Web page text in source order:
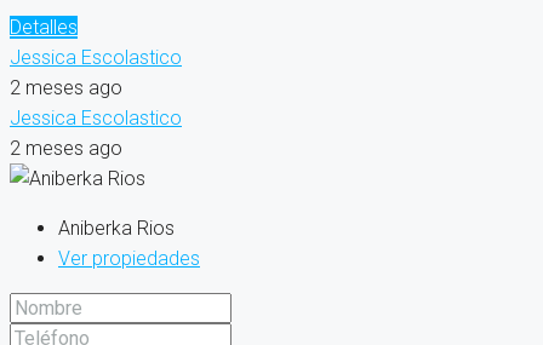
Detalles
Jessica Escolastico
2 meses ago
Jessica Escolastico
2 meses ago
Aniberka Rios
Ver propiedades